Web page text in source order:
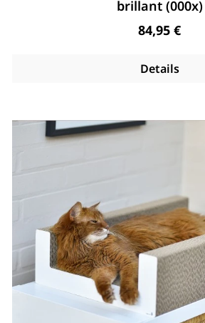
brillant (000x)
Regulärer
84,95 €
Details